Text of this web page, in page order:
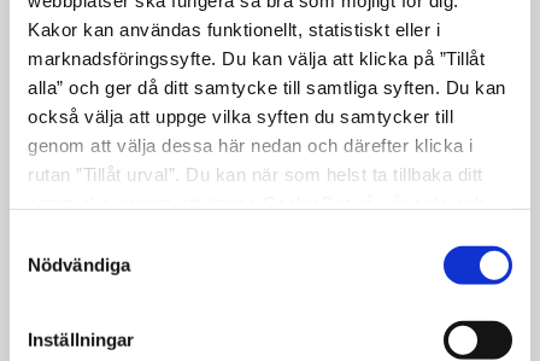
Kakor kan användas funktionellt, statistiskt eller i
marknadsföringssyfte. Du kan välja att klicka på ”Tillåt
alla” och ger då ditt samtycke till samtliga syften. Du kan
också välja att uppge vilka syften du samtycker till
genom att välja dessa här nedan och därefter klicka i
rutan ”Tillåt urval”. Du kan när som helst ta tillbaka ditt
"Visa detaljer" kan du läsa om hur kakorna används och
hur vi och våra leverantörer inhämtar och behandlar
Nödvändiga
Inställningar
en ny arbetsplats och ännu mer spännande
när den nya arbetsplatsen är Södertälje
kommun.
- Du har bott och även jobbat på många
ställen både i och utanför Sverige. Vad är det
Södertälje kommun är en kommun med
stora utvecklingsmöjligheter där fokus
livsmiljö, mångfald och integrering av olika